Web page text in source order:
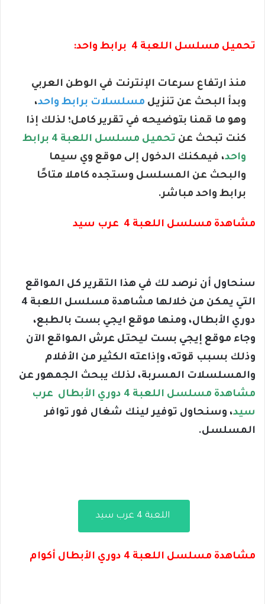
تحميل مسلسل اللعبة 4 برابط واحد:
منذ ارتفاع سرعات الإنترنت في الوطن العربي
وبدأ البحث عن تنزيل مسلسلات برابط واحد،
وهو ما قمنا بتوضيحه في تقرير كامل؛ لذلك إذا
كنت تبحث عن
تحميل مسلسل اللعبة 4 برابط
واحد، فيمكنك الدخول إلى موقع وي سيما
والبحث عن المسلسل وستجده كاملا متاحًا
برابط واحد مباشر.
مشاهدة مسلسل اللعبة 4 عرب سيد
سنحاول أن نرصد لك في هذا التقرير كل المواقع
التي يمكن من خلالها مشاهدة مسلسل اللعبة 4
دوري الأبطال، ومنها موقع ايجي بست بالطبع،
وجاء موقع إيجي بست ليحتل عرش المواقع الآن
وذلك بسبب قوته، وإذاعته الكثير من الأفلام
والمسلسلات المسربة، لذلك يبحث الجمهور عن
مشاهدة مسلسل اللعبة 4 دوري الأبطال عرب
سيد، وسنحاول توفير لينك شغال فور توافر
المسلسل.
اللعبة 4 عرب سيد
مشاهدة مسلسل اللعبة 4 دوري الأبطال أكوام